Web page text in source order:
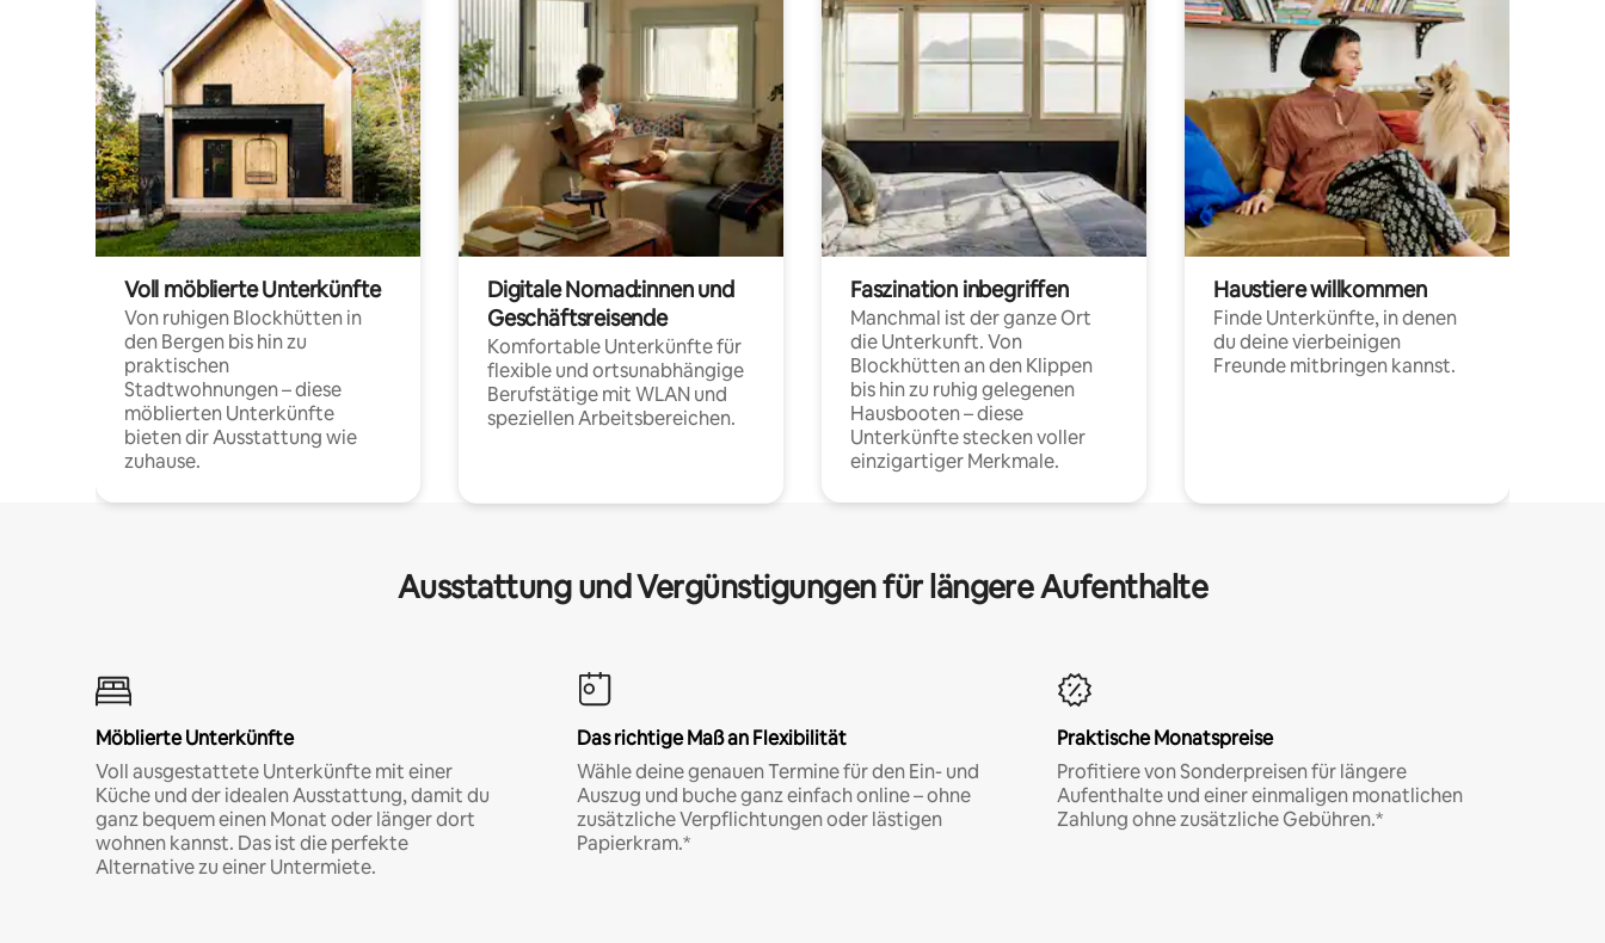
Voll möblierte Unterkünfte
Von ruhigen Blockhütten in
den Bergen bis hin zu
praktischen
Stadtwohnungen – diese
möblierten Unterkünfte
bieten dir Ausstattung wie
zuhause.
Digitale Nomad:innen und
Geschäftsreisende
Komfortable Unterkünfte für
flexible und ortsunabhängige
Berufstätige mit WLAN und
speziellen Arbeitsbereichen.
Faszination inbegriffen
Manchmal ist der ganze Ort
die Unterkunft. Von
Blockhütten an den Klippen
bis hin zu ruhig gelegenen
Hausbooten – diese
Unterkünfte stecken voller
einzigartiger Merkmale.
Haustiere willkommen
Finde Unterkünfte, in denen
du deine vierbeinigen
Freunde mitbringen kannst.
Ausstattung und Vergünstigungen für längere Aufenthalte
Möblierte Unterkünfte
Voll ausgestattete Unterkünfte mit einer
Küche und der idealen Ausstattung, damit du
ganz bequem einen Monat oder länger dort
wohnen kannst. Das ist die perfekte
Alternative zu einer Untermiete.
Das richtige Maß an Flexibilität
Wähle deine genauen Termine für den Ein- und
Auszug und buche ganz einfach online – ohne
zusätzliche Verpflichtungen oder lästigen
Papierkram.*
Praktische Monatspreise
Profitiere von Sonderpreisen für längere
Aufenthalte und einer einmaligen monatlichen
Zahlung ohne zusätzliche Gebühren.*